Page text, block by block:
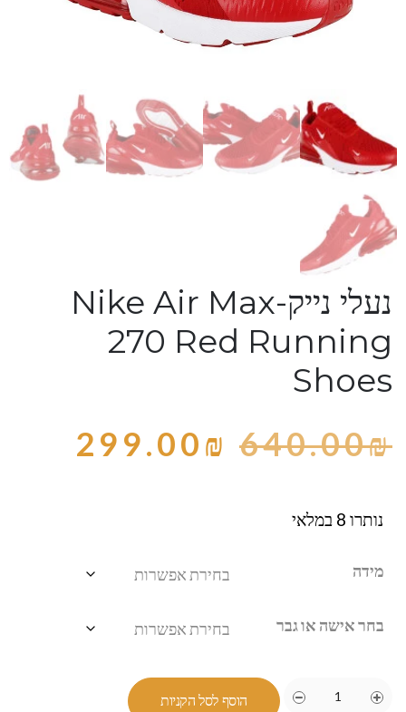
נעלי נייק-Nike Air Max
270 Red Running
Shoes
640.00₪
299.00₪
נותרו 8 במלאי
מידה
בחר אישה או גבר
הוסף לסל הקניות